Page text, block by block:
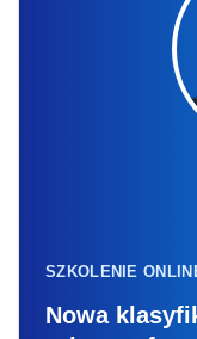
SZKOLENIE
Nowa